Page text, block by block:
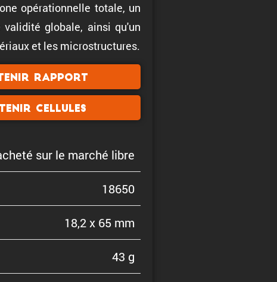
opérationnelle totale, un
globale, ainsi qu'un
et les microstructures.
rapport
cellules
sur le marché libre
18650
18,2 x 65 mm
43 g